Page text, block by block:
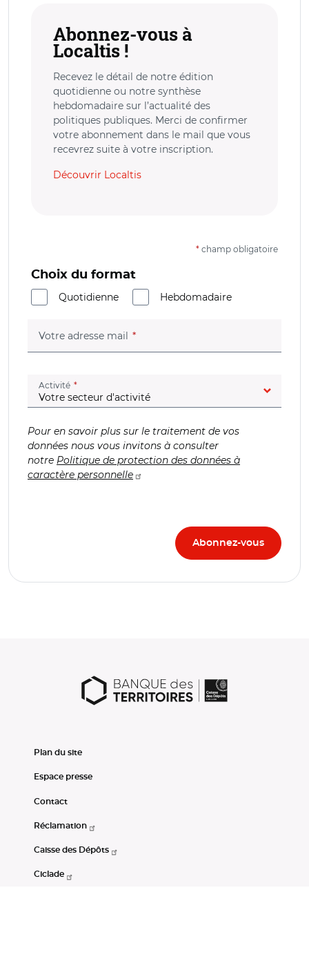
Abonnez-vous à
Localtis !
Recevez le détail de notre édition
quotidienne ou notre synthèse
hebdomadaire sur l’actualité des
politiques publiques. Merci de confirmer
votre abonnement dans le mail que vous
recevrez suite à votre inscription.
Découvrir Localtis
* champ obligatoire
Choix du format
Quotidienne
Hebdomadaire
Votre adresse mail (champ obligatoire)
Activité (champ obligatoire)
Pour en savoir plus sur le traitement de vos
données nous vous invitons à consulter
notre Politique de protection des données à
caractère personnelle
Plan du site
Espace presse
Contact
Réclamation
Caisse des Dépôts
Ciclade